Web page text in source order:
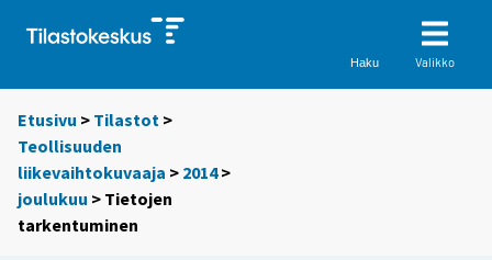
Haku Valikko
Etusivu > Tilastot >
Teollisuuden
liikevaihtokuvaaja > 2014>
joulukuu > Tietojen
tarkentuminen